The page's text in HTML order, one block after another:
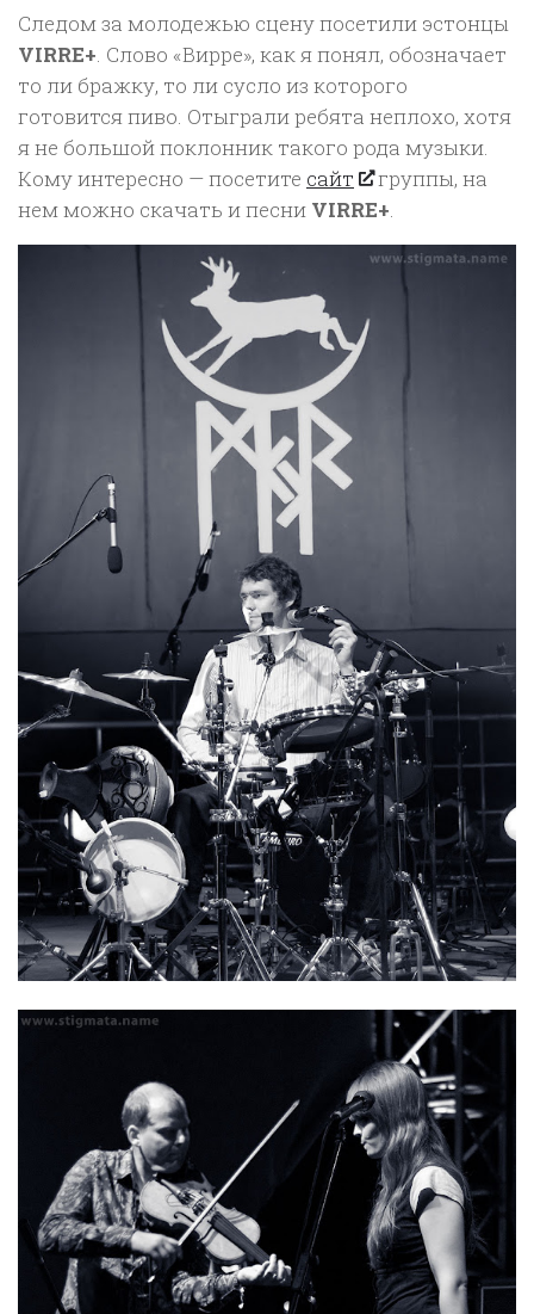
Следом за молодежью сцену посетили эстонцы
VIRRE+. Слово «Вирре», как я понял, обозначает
то ли бражку, то ли сусло из которого
готовится пиво. Отыграли ребята неплохо, хотя
я не большой поклонник такого рода музыки.
Кому интересно — посетите сайт
группы, на
нем можно скачать и песни VIRRE+.